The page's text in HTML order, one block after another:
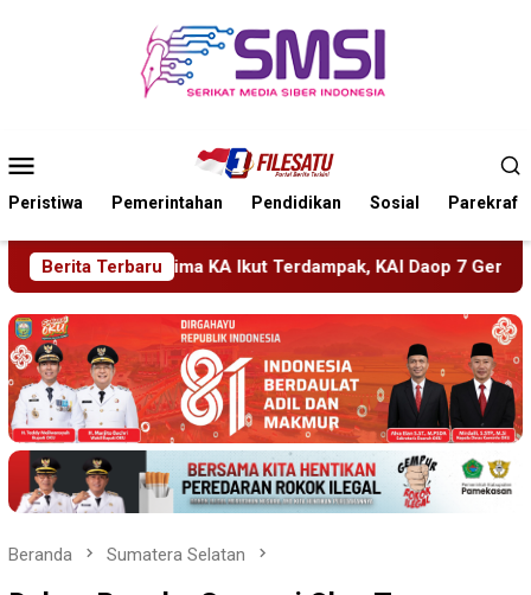
Mobile
Peristiwa Pemerintahan Pendidikan Sosial Parekraf
Berita Terbaru
KAI Daop 7 Gerak Cepat Pulihkan Layanan PMR
Beranda Sumatera Selatan